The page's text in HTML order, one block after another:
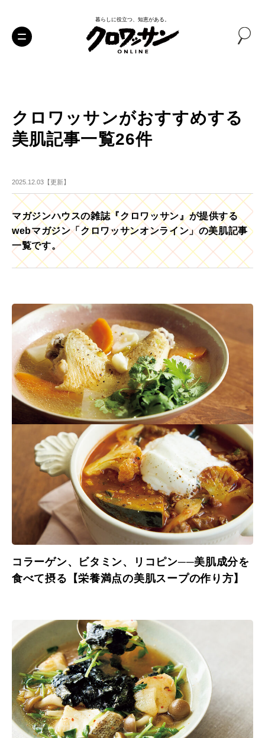
暮らしに役立つ、知恵がある。
クロワッサンがおすすめする
美肌記事一覧26件
2025.12.03【更新】
マガジンハウスの雑誌『クロワッサン』が提供する
webマガジン「クロワッサンオンライン」の美肌記事
一覧です。
コラーゲン、ビタミン、リコピン──美肌成分を
食べて摂る【栄養満点の美肌スープの作り方】